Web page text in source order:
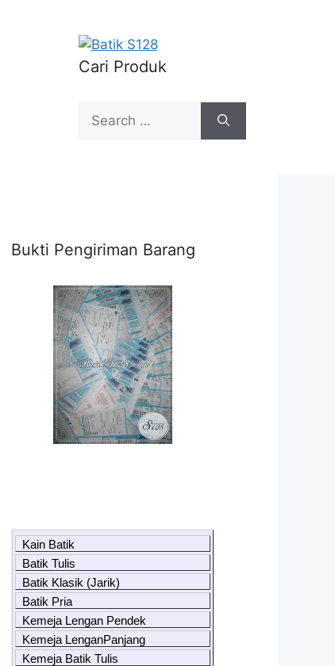
Cari Produk
Search
for:
Bukti Pengiriman Barang
Kain Batik
Batik Tulis
Batik Klasik (Jarik)
Batik Pria
Kemeja Lengan Pendek
Kemeja LenganPanjang
Kemeja Batik Tulis